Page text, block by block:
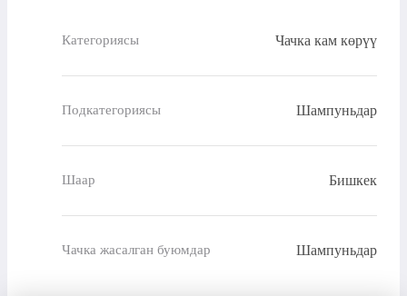
Категориясы Чачка кам көрүү
Подкатегориясы Шампуньдар
Шаар Бишкек
Чачка жасалган буюмдар Шампуньдар